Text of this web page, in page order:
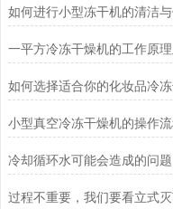
如何进行小型冻干机的清洁
如何选择适合你的化妆品冷
冷却循环水可能会造成的问题